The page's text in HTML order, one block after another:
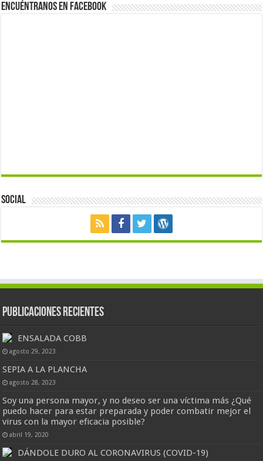
Encuéntranos en Facebook
Social
Publicaciones Recientes
ENSALADA COBB
agosto 29, 2023
SEPIA A LA PLANCHA
agosto 28, 2023
Soy una persona mayor, y no deseo ser una víctima más ¿Qué
puedo hacer para estar preparada y poder combatir mejor el
virus con la mayor eficacia posible?
abril 19, 2020
DÁNDOLE DURO AL CORONAVIRUS (COVID-19)